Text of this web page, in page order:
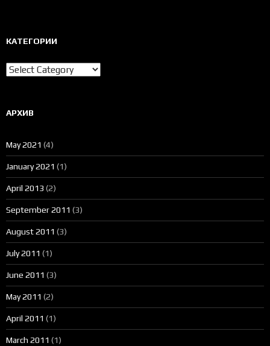
КАТЕГОРИИ
Категории
АРХИВ
May 2021 (4)
January 2021 (1)
April 2013 (2)
September 2011 (3)
August 2011 (3)
July 2011 (1)
June 2011 (3)
May 2011 (2)
April 2011 (1)
March 2011 (1)